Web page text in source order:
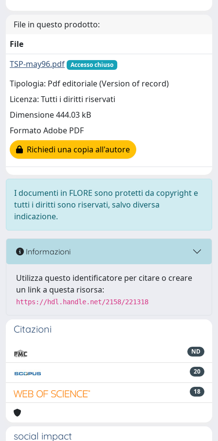
File in questo prodotto:
File
TSP-may96.pdf
Accesso chiuso
Tipologia: Pdf editoriale (Version of record)
Licenza: Tutti i diritti riservati
Dimensione 444.03 kB
Formato Adobe PDF
Richiedi una copia all'autore
I documenti in FLORE sono protetti da copyright e
tutti i diritti sono riservati, salvo diversa
indicazione.
Informazioni
Utilizza questo identificatore per citare o creare
un link a questa risorsa:
https://hdl.handle.net/2158/221318
Citazioni
ND
20
18
social impact